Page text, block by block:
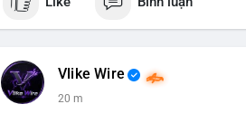
nhiên, việc di chuyển một lượng BTC
khởi đầu cho chiến dịch gom hàng
thông. Ngược lại, nếu dòng tiền đổ về
lời ngắn hạn.Vlike Wire
20 m